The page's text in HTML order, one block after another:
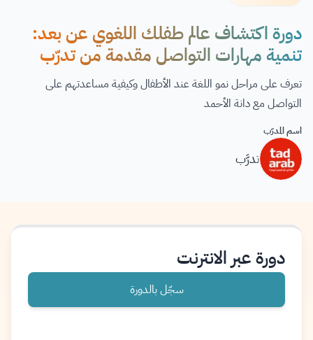
دورة اكتشاف عالم طفلك اللغوي عن بعد:
تنمية مهارات التواصل مقدمة من تدرّب
تعرف على مراحل نمو اللغة عند الأطفال وكيفية مساعدتهم على
التواصل مع دانة الأحمد
اسم المدرّب
تدرَّب
دورة عبر الانترنت
سجّل بالدورة